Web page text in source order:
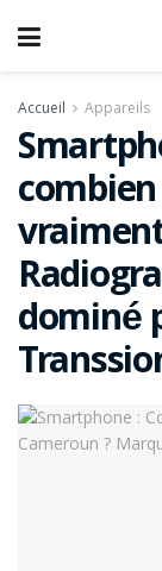
Accueil Appareils
dominé